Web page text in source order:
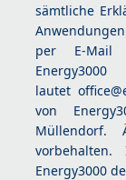
sämtliche
per E-Mail
lautet
von
Müllendorf.
Energy3000